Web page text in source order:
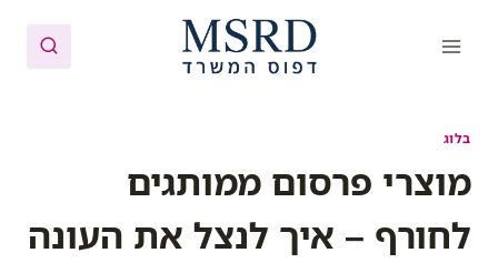
בלוג
מוצרי פרסום ממותגים
לחורף – איך לנצל את העונה